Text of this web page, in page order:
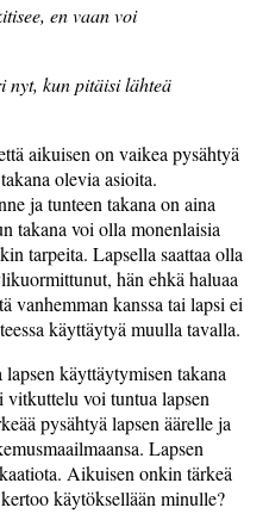
en vaan voi
nyt, kun pitäisi lähteä
aikuisen on vaikea pysähtyä
olevia asioita.
ja tunteen takana on aina
takana voi olla monenlaisia
tarpeita. Lapsella saattaa olla
hän ehkä haluaa
vanhemman kanssa tai lapsi ei
käyttäytyä muulla tavalla.
käyttäytymisen takana
voi tuntua lapsen
pysähtyä lapsen äärelle ja
Lapsen
Aikuisen onkin tärkeä
käytöksellään minulle?